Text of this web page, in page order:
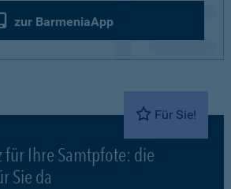
zur BarmeniaApp
Für Sie!
für Ihre Samtpfote: die
Sie da